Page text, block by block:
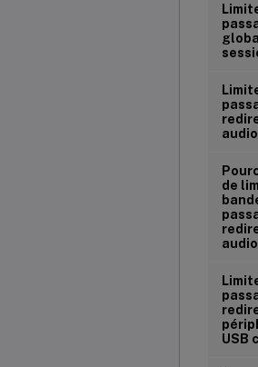
audio
de
audio
USB